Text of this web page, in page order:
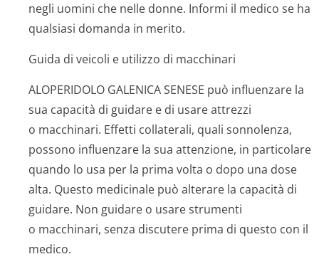
negli uomini che nelle donne. Informi il medico se ha
qualsiasi domanda in merito.
Guida di veicoli e utilizzo di macchinari
ALOPERIDOLO GALENICA SENESE può influenzare la
sua capacità di guidare e di usare attrezzi
o macchinari. Effetti collaterali, quali sonnolenza,
possono influenzare la sua attenzione, in particolare
quando lo usa per la prima volta o dopo una dose
alta. Questo medicinale può alterare la capacità di
guidare. Non guidare o usare strumenti
o macchinari, senza discutere prima di questo con il
medico.